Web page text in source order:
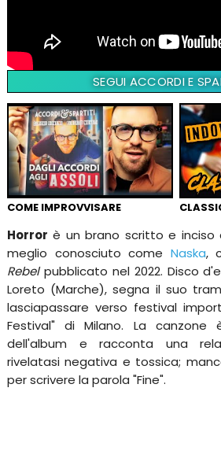
SEGUI ACCORDI E
COME IMPROVVISARE
Horror è un brano scritto e inciso
meglio conosciuto come Naska,
Rebelpubblicato nel 2022. Disco
Loreto (Marche), segna il suo
lasciapassare verso festival
Festival" di Milano. La
dell'album e racconta una
rivelatasi negativa e tossica;
per scrivere la parola "Fine".